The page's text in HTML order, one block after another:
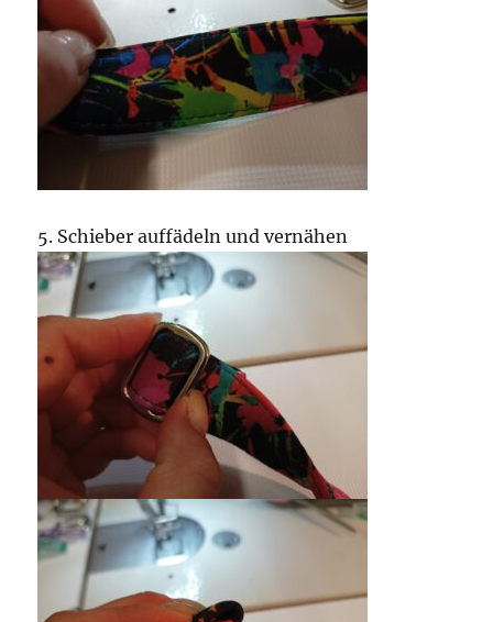
5. Schieber auffädeln und vernähen